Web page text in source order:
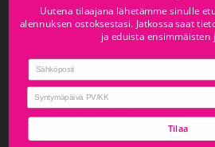
Tietoa meistä
Oiva-raportit
Täyttöpisteverkosto
Whistleblowing-ilmoituskanava
Uutena tilaajana lähetämme sinulle
alennuksen ostoksestasi. Jatkossa saat
ja eduista ensimmäisten
Email
birthday
Tilaa